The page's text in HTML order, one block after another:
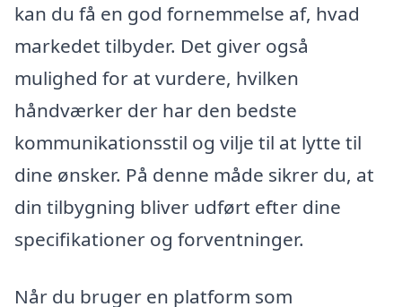
kan du få en god fornemmelse af, hvad
markedet tilbyder. Det giver også
mulighed for at vurdere, hvilken
håndværker der har den bedste
kommunikationsstil og vilje til at lytte til
dine ønsker. På denne måde sikrer du, at
din tilbygning bliver udført efter dine
specifikationer og forventninger.
Når du bruger en platform som